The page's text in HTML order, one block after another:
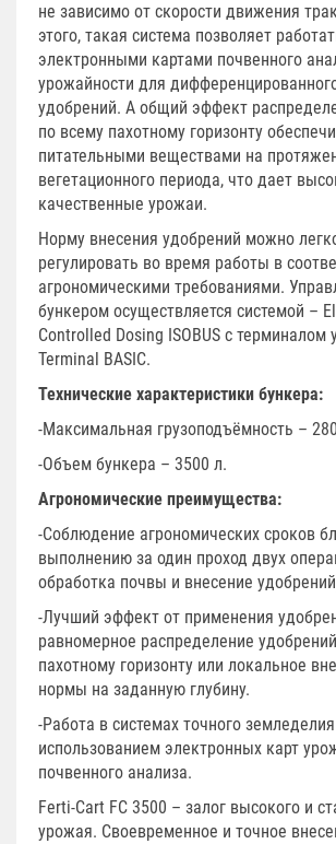
не зависимо от скорости движения
этого, такая система позволяет
электронными картами почвенного
урожайности для
удобрений. А общий эффект
по всему пахотному горизонту
питательными веществами на
вегетационного периода, что дает
качественные урожаи.
Норму внесения удобрений можно
регулировать во время работы в
агрономическими требованиями.
бункером осуществляется системой –
Controlled Dosing ISOBUS с терминалом
Terminal BASIC.
Технические характеристики бункера:
-Максимальная грузоподъёмность –
-Объем бункера – 3500 л.
Агрономические преимущества:
-Соблюдение агрономических сроков
выполнению за один проход двух
обработка почвы и внесение
-Лучший эффект от применения
равномерное распределение
пахотному горизонту или локальное
нормы на заданную глубину.
-Работа в системах точного
использованием электронных карт
почвенного анализа.
Ferti-Cart FC 3500 – залог высокого и
урожая. Своевременное и точное